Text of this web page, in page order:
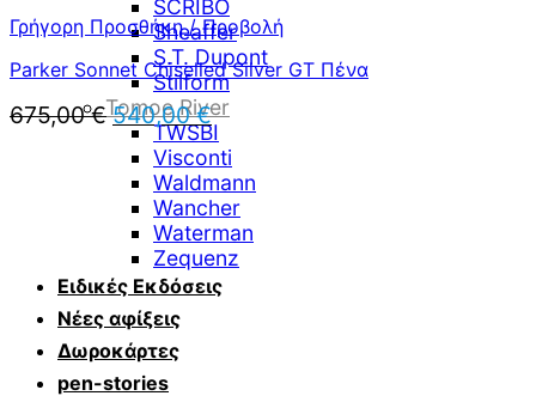
SCRIBO
Sheaffer
S.T. Dupont
Stilform
Tomoe River
TWSBI
Visconti
Waldmann
Wancher
Waterman
Zequenz
Ειδικές Εκδόσεις
Νέες αφίξεις
Δωροκάρτες
pen-stories
Γρήγορη Προσθήκη / Προβολή
Parker Sonnet Chiselled Silver GT Πένα
675,00€ Original
price
was:
675,00 €.
540,00€Η
τρέχουσα
τιμή
είναι:
540,00 €.